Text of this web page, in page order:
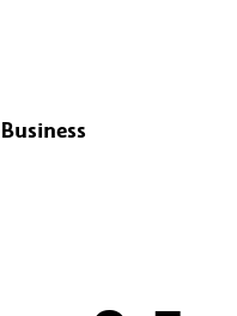
Business